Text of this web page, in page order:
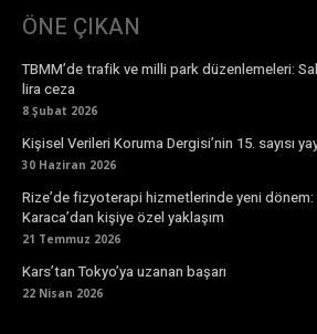
ÖNE ÇIKAN
TBMM’de trafik ve milli park düzenlemeleri:
lira ceza
8 Şubat 2026
Kişisel Verileri Koruma Dergisi’nin 15. sayısı
30 Haziran 2026
Rize’de fizyoterapi hizmetlerinde yeni
Karaca’dan kişiye özel yaklaşım
21 Temmuz 2026
Kars’tan Tokyo’ya uzanan başarı
22 Nisan 2026